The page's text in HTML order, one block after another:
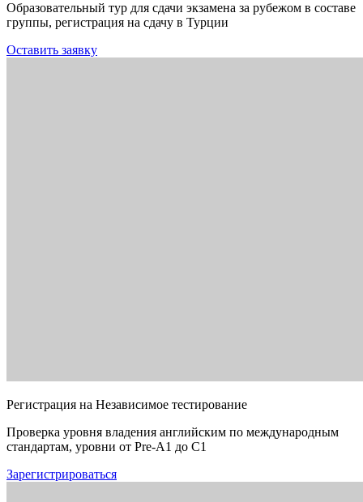
Образовательный тур для сдачи экзамена за рубежом в составе
группы, регистрация на сдачу в Турции
Оставить заявку
Регистрация на Независимое тестирование
Проверка уровня владения английским по международным
стандартам, уровни от Pre-A1 до C1
Зарегистрироваться